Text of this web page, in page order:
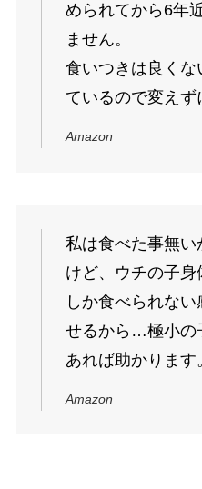
められてから6年
ません。
食いつきは良くな
ているので変えず
Amazon
私は食べた事無
けど、ウチの子
しか食べられな
せるから…極小の
あれば助かります
Amazon